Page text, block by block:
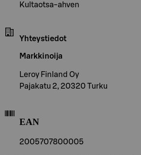
Kultaotsa-ahven
Yhteystiedot
Markkinoija
Leroy Finland Oy
Pajakatu 2, 20320 Turku
EAN
2005707800005